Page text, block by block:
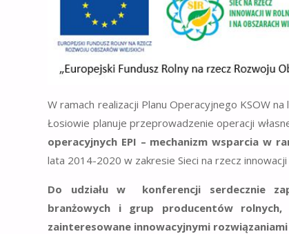
W ramach realizacji Planu Operacyjnego KSOW
Łosiowie planuje przeprowadzenie operacji
operacyjnych EPI – mechanizm wsparcia w
lata 2014-2020 w zakresie Sieci na rzecz
Do udziału w konferencji serdecznie
branżowych i grup producentów
zainteresowane innowacyjnymi